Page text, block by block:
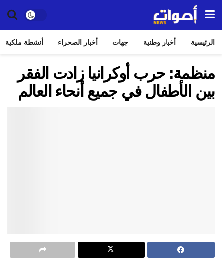
الرئيسية أخبار وطنية جهات أخبار الصحراء أنشطة ملكية
منظمة: حرب أوكرانيا زادت الفقر
بين الأطفال في جميع أنحاء العالم